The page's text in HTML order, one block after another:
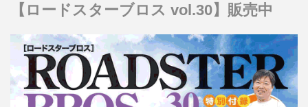
【ロードスターブロス vol.30】販売中